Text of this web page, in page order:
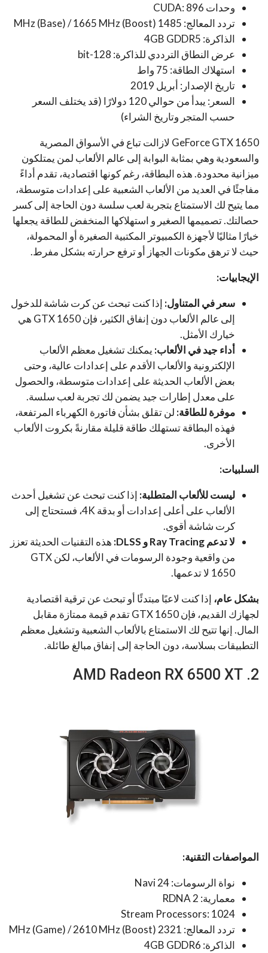
وحدات CUDA: 896
تردد المعالج: 1485 MHz (Base) / 1665 MHz (Boost)
الذاكرة: 4GB GDDR5
عرض النطاق الترددي للذاكرة: 128-bit
استهلاك الطاقة: 75 واط
تاريخ الإصدار: أبريل 2019
السعر: يبدأ من حوالي 120 دولارًا (قد يختلف السعر
حسب المتجر وتاريخ الشراء)
GeForce GTX 1650 لازالت تباع في الأسواق المصرية
والسعودية وهي بمثابة البوابة إلى عالم الألعاب لمن يمتلكون
ميزانية محدودة. هذه البطاقة، رغم كونها اقتصادية، تقدم أداءً
مفاجئًا في العديد من الألعاب الشعبية على إعدادات متوسطة،
مما يتيح لك الاستمتاع بتجربة لعب سلسة دون الحاجة إلى كسر
حصالتك. تصميمها الصغير و استهلاكها المنخفض للطاقة يجعلها
خيارًا مثاليًا لأجهزة الكمبيوتر المكتبية الصغيرة أو المحمولة،
حيث لا ترهق مكونات الجهاز أو ترفع حرارته بشكل مفرط.
الإيجابيات:
سعر في المتناول: إذا كنت تبحث عن كرت شاشة للدخول
إلى عالم الألعاب دون إنفاق الكثير، فإن GTX 1650 هي
خيارك الأمثل.
أداء جيد في الألعاب: يمكنك تشغيل معظم الألعاب
الإلكترونية والألعاب الأقدم على إعدادات عالية، وحتى
بعض الألعاب الحديثة على إعدادات متوسطة، والحصول
على معدل إطارات جيد يضمن لك تجربة لعب سلسة.
موفرة للطاقة: لن تقلق بشأن فاتورة الكهرباء المرتفعة،
فهذه البطاقة تستهلك طاقة قليلة مقارنةً بكروت الألعاب
الأخرى.
السلبيات:
ليست للألعاب المتطلبة: إذا كنت تبحث عن تشغيل أحدث
الألعاب على أعلى إعدادات أو بدقة 4K، فستحتاج إلى
كرت شاشة أقوى.
لا تدعم Ray Tracing و DLSS:
هذه التقنيات الحديثة تعزز
من واقعية وجودة الرسومات في الألعاب، لكن GTX
1650 لا تدعمها.
بشكل عام، إذا كنت لاعبًا مبتدئًا أو تبحث عن ترقية اقتصادية
لجهازك القديم، فإن GTX 1650 تقدم قيمة ممتازة مقابل
المال. إنها تتيح لك الاستمتاع بالألعاب الشعبية وتشغيل معظم
التطبيقات بسلاسة، دون الحاجة إلى إنفاق مبالغ طائلة.
2. AMD Radeon RX 6500 XT
المواصفات التقنية:
نواة الرسومات: Navi 24
معمارية: RDNA 2
Stream Processors: 1024
تردد المعالج: 2321 MHz (Game) / 2610 MHz (Boost)
الذاكرة: 4GB GDDR6